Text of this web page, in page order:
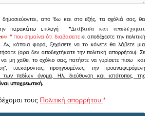
δημοσιεύονται, από 'δω και στο εξής, τα σχόλιά σας, θα
παρακάτω επιλογή
"Διάβασα και αποδέχομαι
" που σημαίνει ότι διαβάσατεκι αποδέχεστε την πολιτική
Αν, κάποια φορά, ξεχάσετε να το κάνετε θα λάβετε μια
(αρα δεν αποδεχτήκατε την πολιτική απορρήτου). Σε
μη χαθεί το σχόλιο σας, πατήστε να γυρίσετε πίσω και
τσεκάροντας, προηγουμένως, την προαναφερόμενη
πεδίων όνομα, Ηλ. διεύθυνση και ιστότοπος, της
υποχρεωτική.
τους Πολιτική απορρήτου *